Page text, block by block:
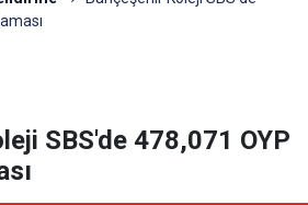
SBS'de 478,071 OYP